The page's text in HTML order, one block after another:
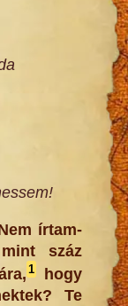
írtam-
száz
1hogy
Te